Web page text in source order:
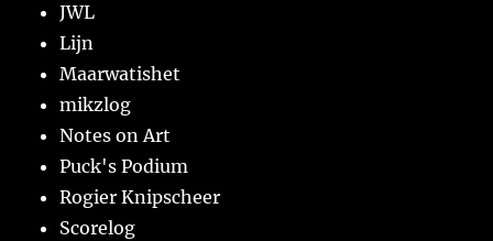
JWL
Lijn
Maarwatishet
mikzlog
Notes on Art
Puck's Podium
Rogier Knipscheer
Scorelog